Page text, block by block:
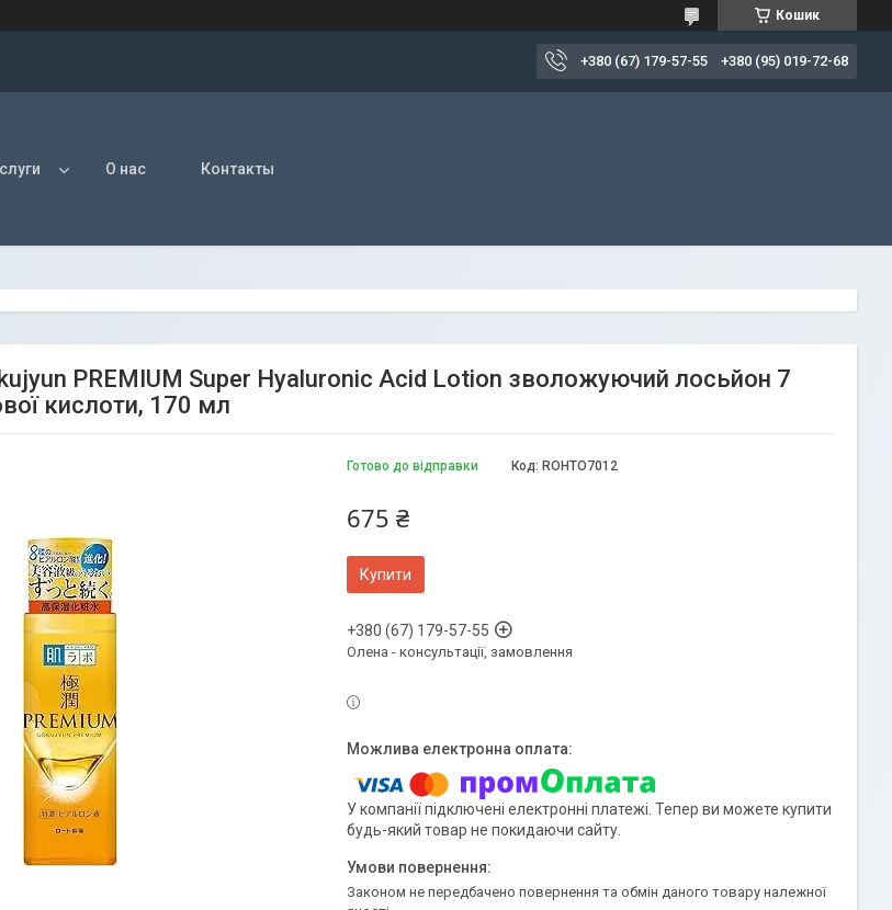
Кошик
+380 (67) 179-57-55 +380 (95) 019-72-68
О нас Контакты
PREMIUM Super Hyaluronic Acid Lotion зволожуючий лосьйон 7
кислоти, 170 мл
Готово до відправки Код: ROHTO7012
675 ₴
Купити
+380 (67) 179-57-55
Олена - консультації, замовлення
У компанії підключені електронні платежі. Тепер ви можете купити
будь-який товар не покидаючи сайту.
Законом не передбачено повернення та обмін даного товару належної